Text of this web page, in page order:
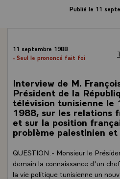
Publié le 11
11 septembre 1988
- Seul le prononcé fait foi
Interview de M.
Président de la
télévision tunisienne le
1988, sur les relations
et sur la position
problème palestinien
QUESTION.- Monsieur le
demain la connaissance d'un
la vie politique tunisienne un